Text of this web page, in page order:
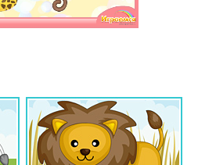
зверей!